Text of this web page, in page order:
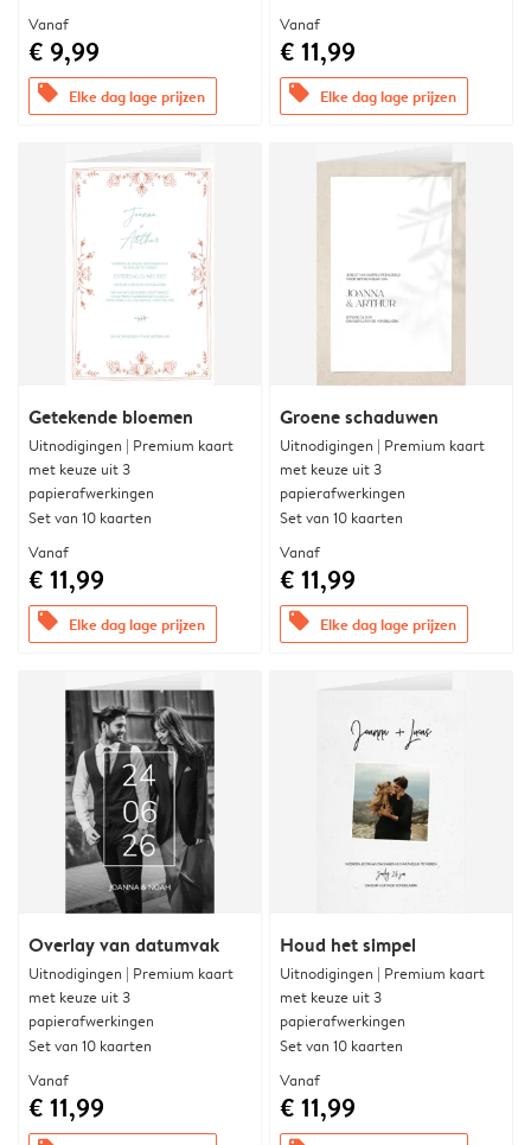
Vanaf
€ 9,99
offers Elke dag lage prijzen
Vanaf
€ 11,99
offers Elke dag lage prijzen
Getekende bloemen
Uitnodigingen | Premium kaart
met keuze uit 3
papierafwerkingen
Set van 10 kaarten
Vanaf
€ 11,99
offers Elke dag lage prijzen
Groene schaduwen
Uitnodigingen | Premium kaart
met keuze uit 3
papierafwerkingen
Set van 10 kaarten
Vanaf
€ 11,99
offers Elke dag lage prijzen
Overlay van datumvak
Uitnodigingen | Premium kaart
met keuze uit 3
papierafwerkingen
Set van 10 kaarten
Vanaf
€ 11,99
Houd het simpel
Uitnodigingen | Premium kaart
met keuze uit 3
papierafwerkingen
Set van 10 kaarten
Vanaf
€ 11,99